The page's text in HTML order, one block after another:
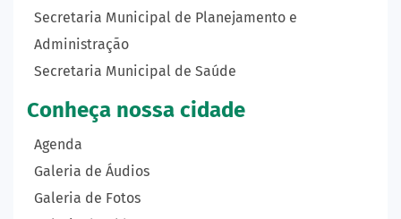
Secretaria Municipal de Planejamento e
Administração
Secretaria Municipal de Saúde
Conheça nossa cidade
Agenda
Galeria de Áudios
Galeria de Fotos